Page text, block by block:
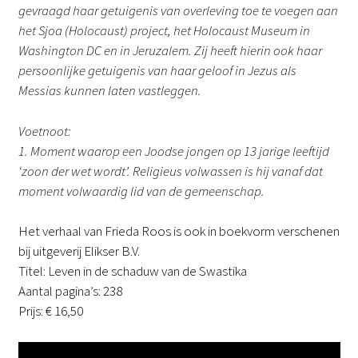
gevraagd haar getuigenis van overleving toe te voegen aan
het Sjoa (Holocaust) project, het Holocaust Museum in
Washington DC en in Jeruzalem. Zij heeft hierin ook haar
persoonlijke getuigenis van haar geloof in Jezus als
Messias kunnen laten vastleggen.
Voetnoot:
1. Moment waarop een Joodse jongen op 13 jarige leeftijd
‘zoon der wet wordt’. Religieus volwassen is hij vanaf dat
moment volwaardig lid van de gemeenschap.
Het verhaal van Frieda Roos is ook in boekvorm verschenen
bij uitgeverij Elikser B.V.
Titel: Leven in de schaduw van de Swastika
Aantal pagina’s: 238
Prijs: € 16,50